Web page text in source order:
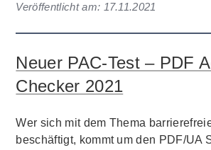
Veröffentlicht am: 17.11.2021
Neuer PAC-Test – PDF
Checker 2021
Wer sich mit dem Thema
beschäftigt, kommt um den PDF/UA